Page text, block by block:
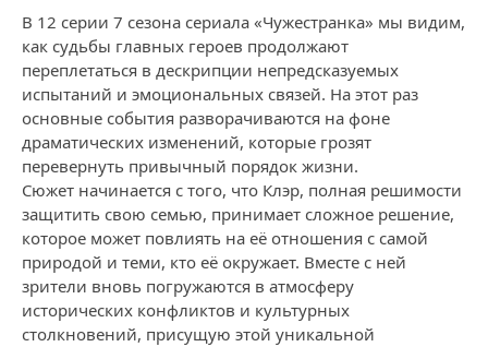
В 12 серии 7 сезона сериала «Чужестранка» мы видим,
как судьбы главных героев продолжают
переплетаться в дескрипции непредсказуемых
испытаний и эмоциональных связей. На этот раз
основные события разворачиваются на фоне
драматических изменений, которые грозят
перевернуть привычный порядок жизни.
Сюжет начинается с того, что Клэр, полная решимости
защитить свою семью, принимает сложное решение,
которое может повлиять на её отношения с самой
природой и теми, кто её окружает. Вместе с ней
зрители вновь погружаются в атмосферу
исторических конфликтов и культурных
столкновений, присущую этой уникальной